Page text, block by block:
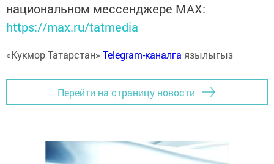
национальном мессенджере MАХ:
https://max.ru/tatmedia
«Кукмор Татарстан» Telegram-каналга язылыгыз
Перейти на страницу новости